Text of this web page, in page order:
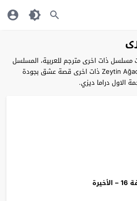
ذات اخرى مترجم للعربية، المسلسل
الدرامي الرومانسي التركي Zeytin Ağacı ذات اخرى قصة عشق بجودة
الاول دراما ديزي.